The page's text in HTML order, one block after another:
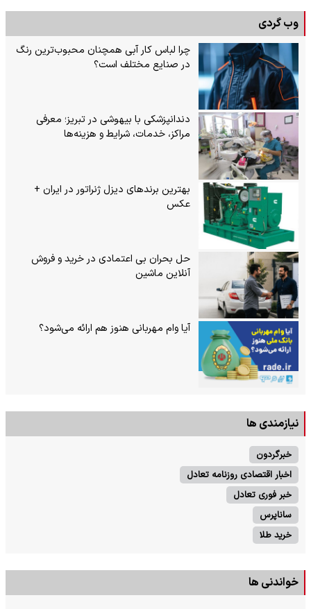
وب گردی
چرا لباس کار آبی همچنان محبوب‌ترین رنگ
در صنایع مختلف است؟
دندانپزشکی با بیهوشی در تبریز؛ معرفی
مراکز، خدمات، شرایط و هزینه‌ها
بهترین برندهای دیزل ژنراتور در ایران +
عکس
حل بحران بی‌ اعتمادی در خرید و فروش
آنلاین ماشین
آیا وام مهربانی هنوز هم ارائه می‌شود؟
نیازمندی ها
خبرگردون
اخبار اقتصادی روزنامه تعادل
خبر فوری تعادل
ساناپرس
خرید طلا
خواندنی ها